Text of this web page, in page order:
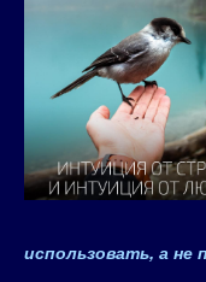
использовать, а не